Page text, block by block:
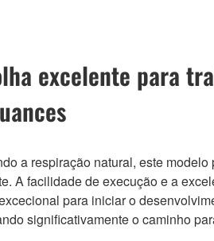
excelente para
a respiração natural, este
A facilidade de execução e a
para iniciar o
significativamente o caminho